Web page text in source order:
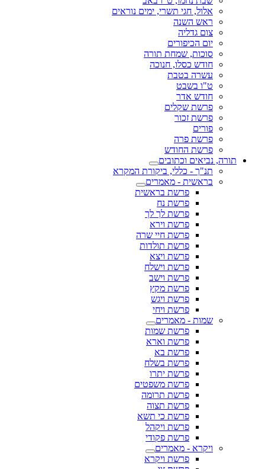
אלול, חגי תשרי, ימים נוראים
ראש השנה
צום גדליה
יום הכיפורים
סוכות, שמחת תורה
חודש כסלו, חנוכה
עשרה בטבת
ט"ו בשבט
חודש אדר
פרשת שקלים
פרשת זכור
פורים
פרשת פרה
פרשת החודש
תורה, נביאים וכתובים
תנ"ך - כללי, ביקורת המקרא
בראשית - מאמרים
פרשת בראשית
פרשת נח
פרשת לך לך
פרשת וירא
פרשת חיי שרה
פרשת תולדות
פרשת ויצא
פרשת וישלח
פרשת וישב
פרשת מקץ
פרשת ויגש
פרשת ויחי
שמות - מאמרים
פרשת שמות
פרשת וארא
פרשת בא
פרשת בשלח
פרשת יתרו
פרשת משפטים
פרשת תרומה
פרשת תצוה
פרשת כי תשא
פרשת ויקהל
פרשת פקודי
ויקרא - מאמרים
פרשת ויקרא